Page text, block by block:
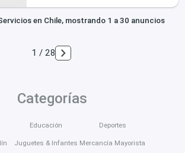
en Chile, mostrando 1 a 30 anuncios
1 / 28
Categorías
Educación
Juguetes & Infantes
Deportes
Mercancía Mayorista